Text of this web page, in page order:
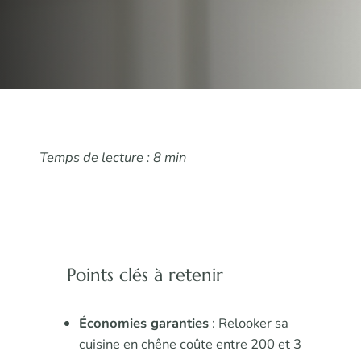
Temps de lecture : 8 min
Points clés à retenir
Économies garanties: Relooker sa
cuisine en chêne coûte entre 200 et 3